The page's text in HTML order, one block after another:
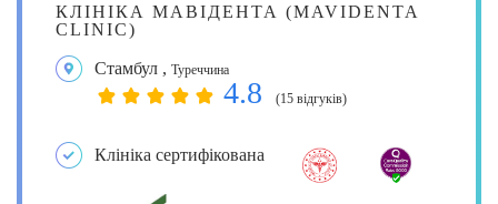
КЛІНІКА МАВІДЕНТА (MAVIDENTA
CLINIC)
Стамбул , Туреччина
4.8 (15 відгуків)
Клініка сертифікована